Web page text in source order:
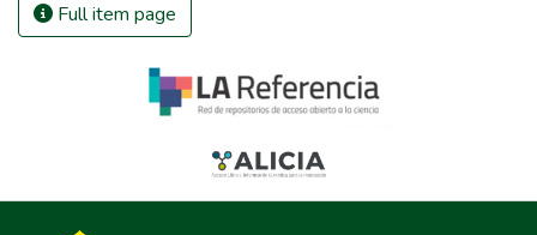
Full item page